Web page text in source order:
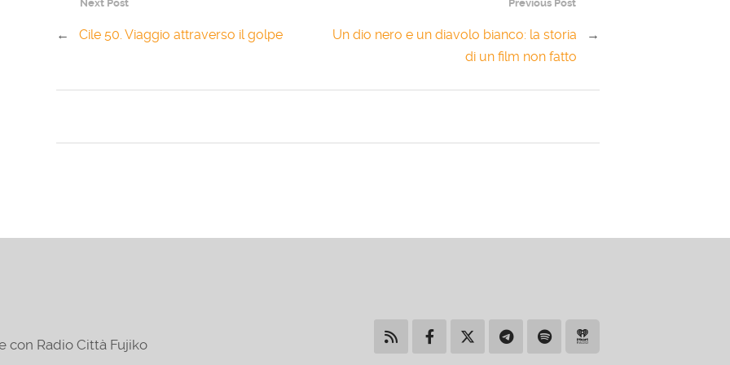
Previous Post
Un dio nero e un diavolo bianco: la storia
di un film non fatto
→
Next Post
← Cile 50. Viaggio attraverso il golpe
con Radio Città Fujiko